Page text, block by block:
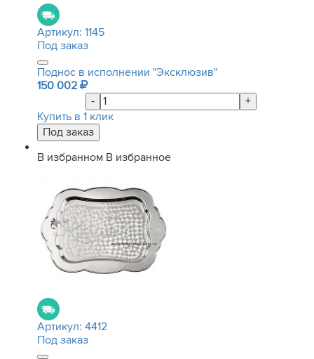
Артикул: 1145
Под заказ
Поднос в исполнении "Эксклюзив"
150 002
-
+
Купить в 1 клик
В избранном В избранное
Артикул: 4412
Под заказ